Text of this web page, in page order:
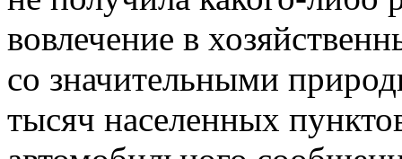
вовлечение в
со значительными
тысяч населенных